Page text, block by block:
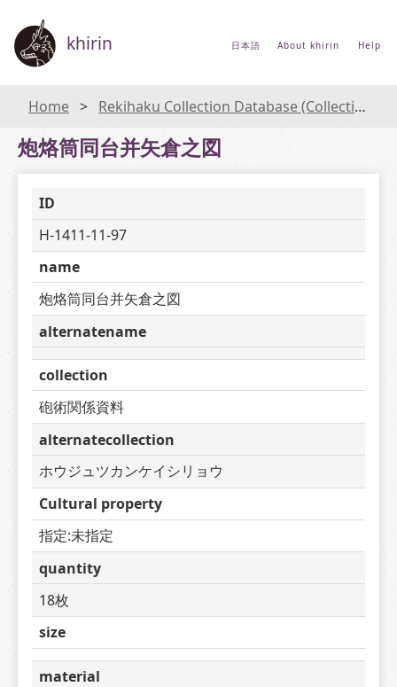
khirin 日本語 About khirin Help
Home Rekihaku Collection Database (Collections Database of the National Museum of Japanese History)
炮烙筒同台并矢倉之図
ID
H-1411-11-97
name
炮烙筒同台并矢倉之図
alternatename
collection
砲術関係資料
alternatecollection
ホウジュツカンケイシリョウ
Cultural property
指定:未指定
quantity
18枚
size
material